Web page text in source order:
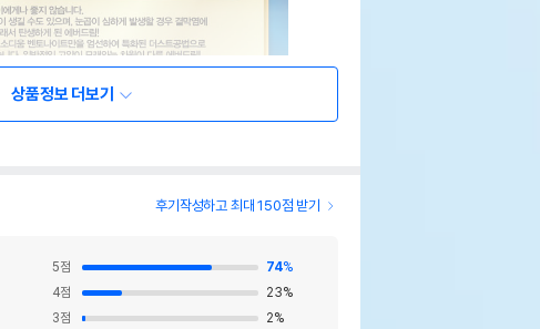
상품정보 더보기
후기작성하고 최대 150점 받기
5점 74%
4점 23%
3점 2%